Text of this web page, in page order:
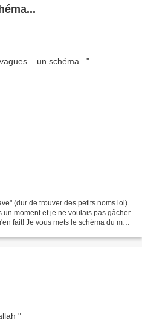
(dur de trouver des petits noms lol)
moment et je ne voulais pas gâcher
fait! Je vous mets le schéma du motif